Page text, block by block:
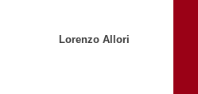
Lorenzo Allori